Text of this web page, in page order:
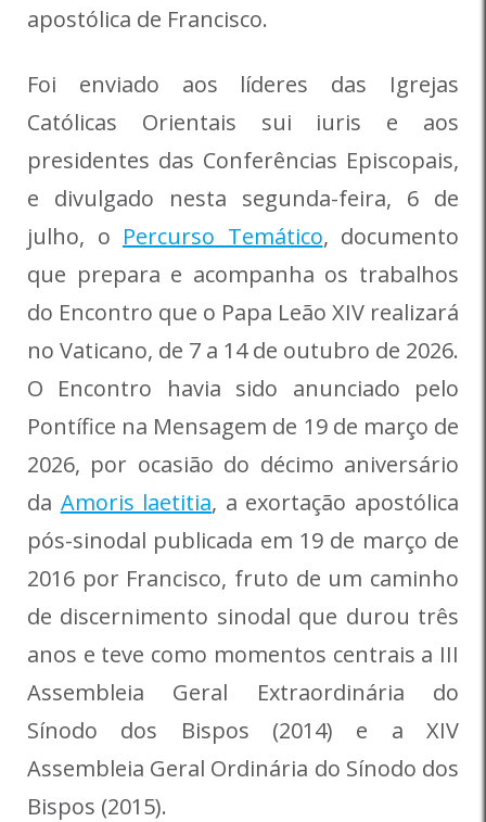
apostólica de Francisco.
Foi enviado aos líderes das Igrejas
Católicas Orientais sui iuris e aos
presidentes das Conferências Episcopais,
e divulgado nesta segunda-feira, 6 de
julho, o Percurso Temático, documento
que prepara e acompanha os trabalhos
do Encontro que o Papa Leão XIV realizará
no Vaticano, de 7 a 14 de outubro de 2026.
O Encontro havia sido anunciado pelo
Pontífice na Mensagem de 19 de março de
2026, por ocasião do décimo aniversário
da Amoris laetitia, a exortação apostólica
pós-sinodal publicada em 19 de março de
2016 por Francisco, fruto de um caminho
de discernimento sinodal que durou três
anos e teve como momentos centrais a III
Assembleia Geral Extraordinária do
Sínodo dos Bispos (2014) e a XIV
Assembleia Geral Ordinária do Sínodo dos
Bispos (2015).